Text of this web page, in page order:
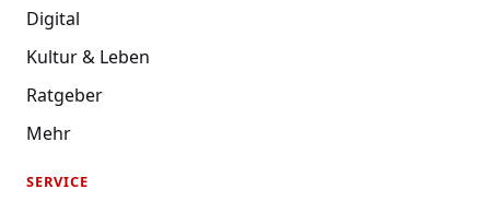
Digital
Kultur & Leben
Ratgeber
Mehr
SERVICE